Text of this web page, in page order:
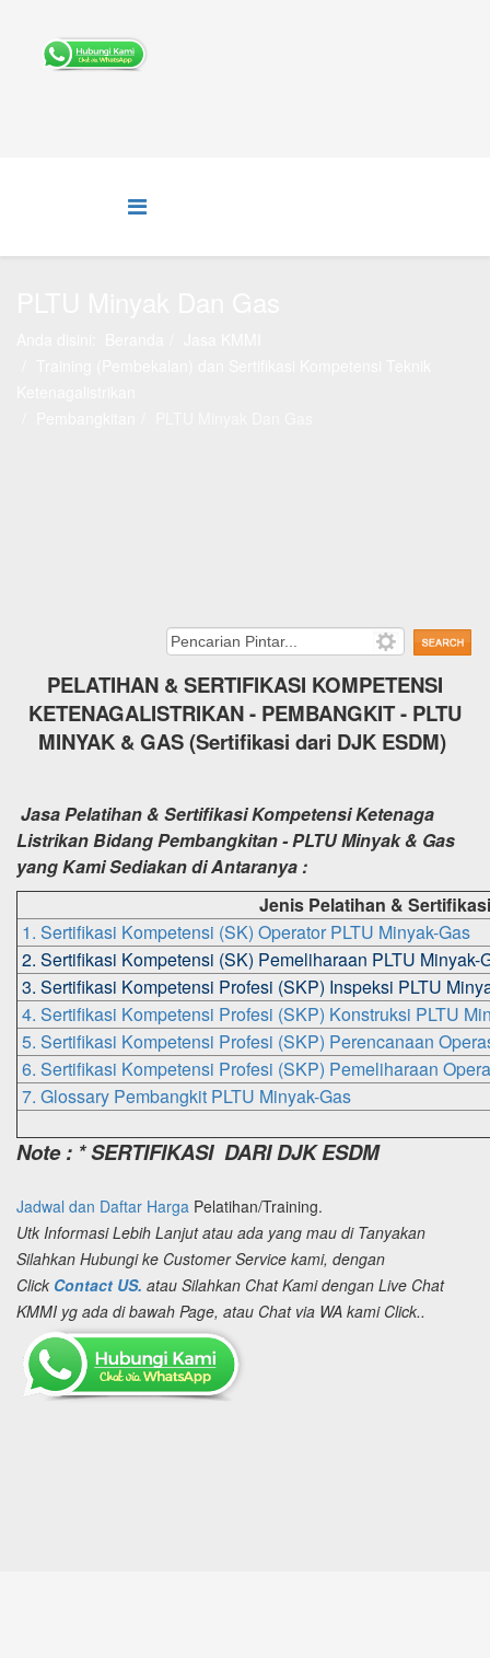
PELATIHAN &SERTIFIKASI KOMPETENSI
KETENAGALISTRIKAN - PEMBANGKIT - PLTU
MINYAK & GAS (Sertifikasi dari DJK ESDM)
Jasa Pelatihan & Sertifikasi Kompetensi Ketenaga
Listrikan Bidang Pembangkitan - PLTU Minyak & Gas
yang Kami Sediakan di Antaranya :
Jenis Pelatihan &
1. Sertifikasi Kompetensi (SK) Operator PLTU Minyak-Gas
2. Sertifikasi Kompetensi (SK) Pemeliharaan PLTU Minyak-
3. Sertifikasi Kompetensi Profesi (SKP) Inspeksi PLTU
4. Sertifikasi Kompetensi Profesi (SKP) Konstruksi PLTU
5. Sertifikasi Kompetensi Profesi (SKP) Perencanaan
6. Sertifikasi Kompetensi Profesi (SKP) Pemeliharaan
7. Glossary Pembangkit PLTU Minyak-Gas
Note : * SERTIFIKASI DARI DJK ESDM
Jadwal dan Daftar Harga Pelatihan/Training.
Utk Informasi Lebih Lanjut atau ada yang mau di Tanyakan
Silahkan Hubungi ke Customer Service kami, dengan
Click Contact US. atau Silahkan Chat Kami dengan Live Chat
KMMI yg ada di bawah Page, atau Chat via WA kami Click..